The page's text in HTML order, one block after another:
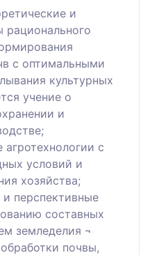
и
рационального
с оптимальными
культурных
учение о
и
агротехнологии с
условий и
хозяйства;
перспективные
составных
земледелия ¬
почвы,